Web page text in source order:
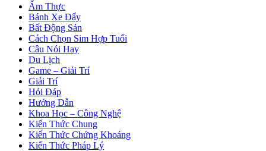
Ẩm Thực
Bánh Xe Đẩy
Bất Động Sản
Cách Chọn Sim Hợp Tuổi
Câu Nói Hay
Du Lịch
Game – Giải Trí
Giải Trí
Hỏi Đáp
Hướng Dẫn
Khoa Học – Công Nghệ
Kiến Thức Chung
Kiến Thức Chứng Khoáng
Kiến Thức Pháp Lý